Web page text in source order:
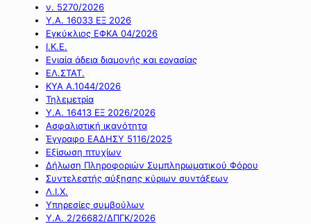
ν. 5270/2026
Υ.Α. 16033 ΕΞ 2026
Εγκύκλιος ΕΦΚΑ 04/2026
Ι.Κ.Ε.
Ενιαία άδεια διαμονής και εργασίας
ΕΛ.ΣΤΑΤ.
ΚΥΑ Α.1044/2026
Τηλεμετρία
Υ.Α. 16413 ΕΞ 2026/2026
Ασφαλιστική ικανότητα
Έγγραφο ΕΑΔΗΣΥ 5116/2025
Εξίσωση πτυχίων
Δήλωση Πληροφοριών Συμπληρωματικού Φόρου
Συντελεστής αύξησης κύριων συντάξεων
Λ.Ι.Χ.
Υπηρεσίες συμβούλων
Υ.Α. 2/26682/ΔΠΓΚ/2026